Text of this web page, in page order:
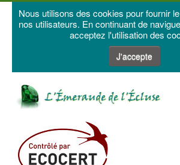
Nous utilisons des cookies pour fournir
nos utilisateurs. En continuant de
acceptez l'utilisation des
J'accepte